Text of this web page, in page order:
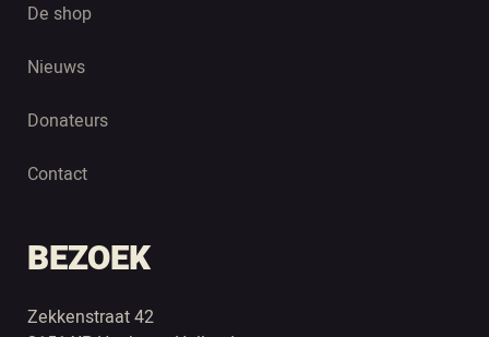
De shop
Nieuws
Donateurs
Contact
BEZOEK
Zekkenstraat 42